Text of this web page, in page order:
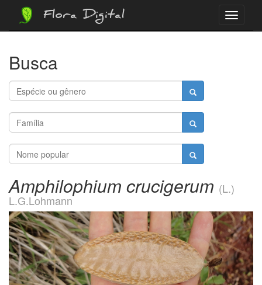
Menu
Flora Digital
Busca
Amphilophium crucigerum (L.)
L.G.Lohmann